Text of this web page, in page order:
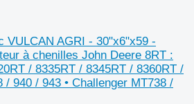
VULCAN AGRI - 30"x6"x59 -
à chenilles John Deere 8RT :
/ 8335RT / 8345RT / 8360RT /
/ 940 / 943 • Challenger MT738 /